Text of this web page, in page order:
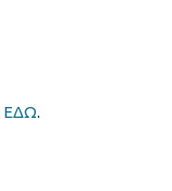
ΕΔΩ.